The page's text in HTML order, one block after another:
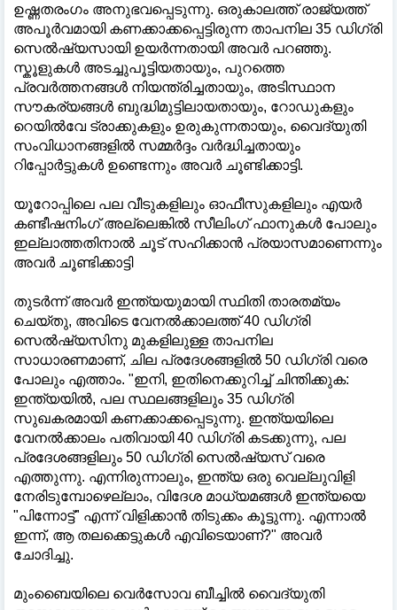
ഉഷ്ണതരംഗം അനുഭവപ്പെടുന്നു. ഒരുകാലത്ത് രാജ്യത്ത്
അപൂർവമായി കണക്കാക്കപ്പെട്ടിരുന്ന താപനില 35 ഡിഗ്രി
സെൽഷ്യസായി ഉയർന്നതായി അവർ പറഞ്ഞു.
സ്കൂളുകൾ അടച്ചുപൂട്ടിയതായും, പുറത്തെ
പ്രവർത്തനങ്ങൾ നിയന്ത്രിച്ചതായും, അടിസ്ഥാന
സൗകര്യങ്ങൾ ബുദ്ധിമുട്ടിലായതായും, റോഡുകളും
റെയിൽവേ ട്രാക്കുകളും ഉരുകുന്നതായും, വൈദ്യുതി
സംവിധാനങ്ങളിൽ സമ്മർദ്ദം വർദ്ധിച്ചതായും
റിപ്പോർട്ടുകൾ ഉണ്ടെന്നും അവർ ചൂണ്ടിക്കാട്ടി.
യൂറോപ്പിലെ പല വീടുകളിലും ഓഫീസുകളിലും എയർ
കണ്ടീഷനിംഗ് അല്ലെങ്കിൽ സീലിംഗ് ഫാനുകൾ പോലും
ഇല്ലാത്തതിനാൽ ചൂട് സഹിക്കാൻ പ്രയാസമാണെന്നും
അവർ ചൂണ്ടിക്കാട്ടി
തുടർന്ന് അവർ ഇന്ത്യയുമായി സ്ഥിതി താരതമ്യം
ചെയ്തു, അവിടെ വേനൽക്കാലത്ത് 40 ഡിഗ്രി
സെൽഷ്യസിനു മുകളിലുള്ള താപനില
സാധാരണമാണ്, ചില പ്രദേശങ്ങളിൽ 50 ഡിഗ്രി വരെ
പോലും എത്താം. "ഇനി, ഇതിനെക്കുറിച്ച് ചിന്തിക്കുക:
ഇന്ത്യയിൽ, പല സ്ഥലങ്ങളിലും 35 ഡിഗ്രി
സുഖകരമായി കണക്കാക്കപ്പെടുന്നു. ഇന്ത്യയിലെ
വേനൽക്കാലം പതിവായി 40 ഡിഗ്രി കടക്കുന്നു, പല
പ്രദേശങ്ങളിലും 50 ഡിഗ്രി സെൽഷ്യസ് വരെ
എത്തുന്നു. എന്നിരുന്നാലും, ഇന്ത്യ ഒരു വെല്ലുവിളി
നേരിടുമ്പോഴെല്ലാം, വിദേശ മാധ്യമങ്ങൾ ഇന്ത്യയെ
"പിന്നോട്ട്" എന്ന് വിളിക്കാൻ തിടുക്കം കൂട്ടുന്നു. എന്നാൽ
ഇന്ന്, ആ തലക്കെട്ടുകൾ എവിടെയാണ്?" അവർ
ചോദിച്ചു.
മുംബൈയിലെ വെർസോവ ബീച്ചിൽ വൈദ്യുതി